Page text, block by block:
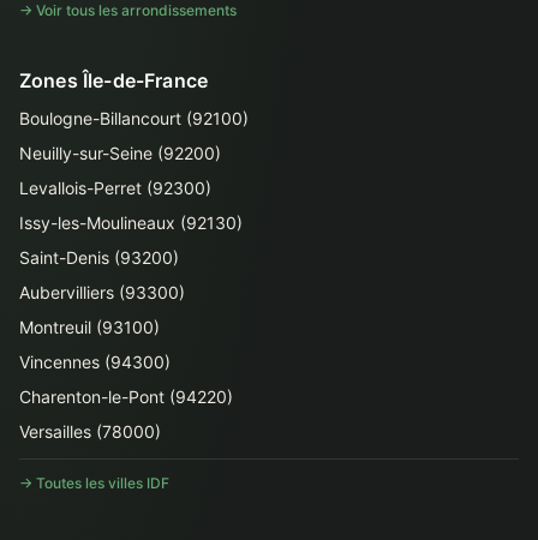
→ Voir tous les arrondissements
Zones Île-de-France
Boulogne-Billancourt (92100)
Neuilly-sur-Seine (92200)
Levallois-Perret (92300)
Issy-les-Moulineaux (92130)
Saint-Denis (93200)
Aubervilliers (93300)
Montreuil (93100)
Vincennes (94300)
Charenton-le-Pont (94220)
Versailles (78000)
→ Toutes les villes IDF